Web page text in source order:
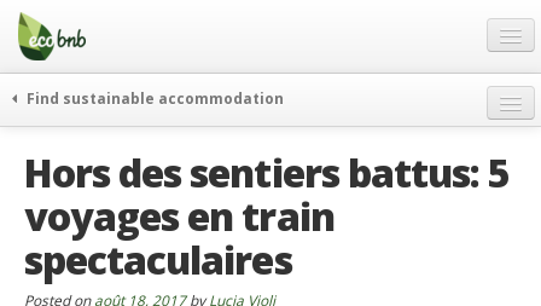
Menu
Skip
content
Offres Spéciales
FAQ
À propos
Partenaires
Contacts
Find sustainable accommodation
Hors des sentiers battus: 5
voyages en train
spectaculaires
Posted onaoût 18, 2017byLucia Violi